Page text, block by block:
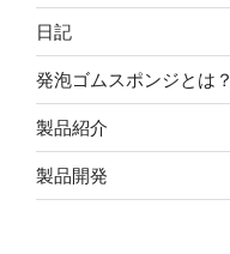
日記
発泡ゴムスポンジとは？
製品紹介
製品開発